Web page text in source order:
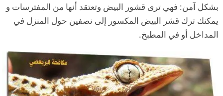
بشكل آمن: فهي ترى قشور البيض وتعتقد أنها من المفترسات و
يمكنك ترك قشر البيض المكسور إلى نصفين حول المنزل في
المداخل أو في المطبخ.